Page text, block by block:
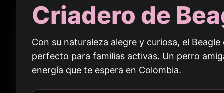
Criadero de
Con su naturaleza alegre y curiosa, el
perfecto para familias activas. Un perro
energía que te espera en Colombia.